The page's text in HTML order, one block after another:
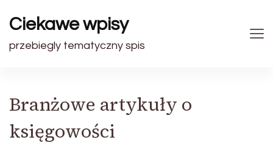
Ciekawe wpisy
przebiegly tematyczny spis
Branżowe artykuły o
księgowości